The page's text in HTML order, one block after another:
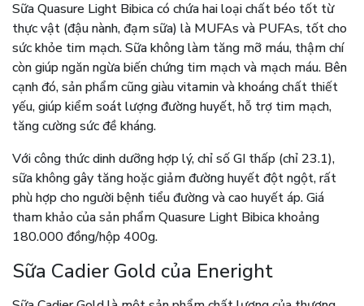
Sữa Quasure Light Bibica có chứa hai loại chất béo tốt từ
thực vật (đậu nành, đạm sữa) là MUFAs và PUFAs, tốt cho
sức khỏe tim mạch. Sữa không làm tăng mỡ máu, thậm chí
còn giúp ngăn ngừa biến chứng tim mạch và mạch máu. Bên
cạnh đó, sản phẩm cũng giàu vitamin và khoáng chất thiết
yếu, giúp kiểm soát lượng đường huyết, hỗ trợ tim mạch,
tăng cường sức đề kháng.
Với công thức dinh dưỡng hợp lý, chỉ số GI thấp (chỉ 23.1),
sữa không gây tăng hoặc giảm đường huyết đột ngột, rất
phù hợp cho người bệnh tiểu đường và cao huyết áp. Giá
tham khảo của sản phẩm Quasure Light Bibica khoảng
180.000 đồng/hộp 400g.
Sữa Cadier Gold của Eneright